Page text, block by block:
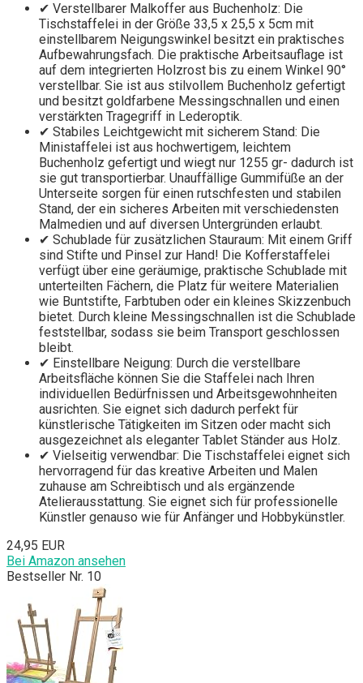
✔ Verstellbarer Malkoffer aus Buchenholz: Die
Tischstaffelei in der Größe 33,5 x 25,5 x 5cm mit
einstellbarem Neigungswinkel besitzt ein praktisches
Aufbewahrungsfach. Die praktische Arbeitsauflage ist
auf dem integrierten Holzrost bis zu einem Winkel 90°
verstellbar. Sie ist aus stilvollem Buchenholz gefertigt
und besitzt goldfarbene Messingschnallen und einen
verstärkten Tragegriff in Lederoptik.
✔ Stabiles Leichtgewicht mit sicherem Stand: Die
Ministaffelei ist aus hochwertigem, leichtem
Buchenholz gefertigt und wiegt nur 1255 gr- dadurch ist
sie gut transportierbar. Unauffällige Gummifüße an der
Unterseite sorgen für einen rutschfesten und stabilen
Stand, der ein sicheres Arbeiten mit verschiedensten
Malmedien und auf diversen Untergründen erlaubt.
✔ Schublade für zusätzlichen Stauraum: Mit einem Griff
sind Stifte und Pinsel zur Hand! Die Kofferstaffelei
verfügt über eine geräumige, praktische Schublade mit
unterteilten Fächern, die Platz für weitere Materialien
wie Buntstifte, Farbtuben oder ein kleines Skizzenbuch
bietet. Durch kleine Messingschnallen ist die Schublade
feststellbar, sodass sie beim Transport geschlossen
bleibt.
✔ Einstellbare Neigung: Durch die verstellbare
Arbeitsfläche können Sie die Staffelei nach Ihren
individuellen Bedürfnissen und Arbeitsgewohnheiten
ausrichten. Sie eignet sich dadurch perfekt für
künstlerische Tätigkeiten im Sitzen oder macht sich
ausgezeichnet als eleganter Tablet Ständer aus Holz.
✔ Vielseitig verwendbar: Die Tischstaffelei eignet sich
hervorragend für das kreative Arbeiten und Malen
zuhause am Schreibtisch und als ergänzende
Atelierausstattung. Sie eignet sich für professionelle
Künstler genauso wie für Anfänger und Hobbykünstler.
24,95 EUR
Bei Amazon ansehen
Bestseller Nr. 10